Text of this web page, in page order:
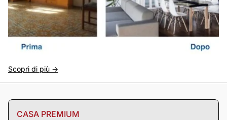
Scopri di più ->
CASA PREMIUM